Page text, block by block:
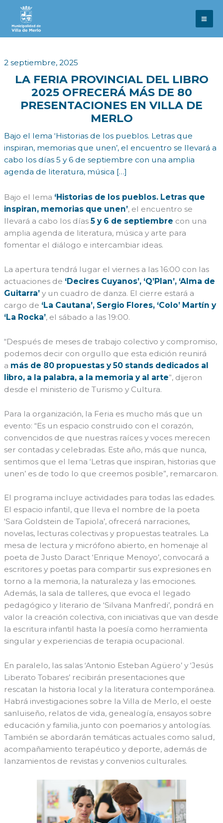
contenido
2 septiembre, 2025
LA FERIA PROVINCIAL DEL LIBRO
2025 OFRECERÁ MÁS DE 80
PRESENTACIONES EN VILLA DE
MERLO
Bajo el lema ‘Historias de los pueblos. Letras que
inspiran, memorias que unen’, el encuentro se llevará a
cabo los días 5 y 6 de septiembre con una amplia
agenda de literatura, música […]
Bajo el lema ‘Historias de los pueblos. Letras que
inspiran, memorias que unen’, el encuentro se
llevará a cabo los días5 y 6 de septiembre con una
amplia agenda de literatura, música y arte para
fomentar el diálogo e intercambiar ideas.
La apertura tendrá lugar el viernes a las 16:00 con las
actuaciones de ‘Decires Cuyanos’, ‘Q’Plan’, ‘Alma de
Guitarra’ y un cuadro de danza. El cierre estará a
cargo de ‘La Cautana’, Sergio Flores, ‘Colo’ Martín y
‘La Rocka’, el sábado a las 19:00.
“Después de meses de trabajo colectivo y compromiso,
podemos decir con orgullo que esta edición reunirá
a más de 80 propuestas y 50 stands dedicados al
libro, a la palabra, a la memoria y al arte”, dijeron
desde el ministerio de Turismo y Cultura.
Para la organización, la Feria es mucho más que un
evento: “Es un espacio construido con el corazón,
convencidos de que nuestras raíces y voces merecen
ser contadas y celebradas. Este año, más que nunca,
sentimos que el lema ‘Letras que inspiran, historias que
unen’ es de todo lo que creemos posible”, remarcaron.
El programa incluye actividades para todas las edades.
El espacio infantil, que lleva el nombre de la poeta
‘Sara Goldstein de Tapiola’, ofrecerá narraciones,
novelas, lecturas colectivas y propuestas teatrales. La
mesa de lectura y micrófono abierto, en homenaje al
poeta de Justo Daract ‘Enrique Menoyo’, convocará a
escritores y poetas para compartir sus expresiones en
torno a la memoria, la naturaleza y las emociones.
Además, la sala de talleres, que evoca el legado
pedagógico y literario de ‘Silvana Manfredi’, pondrá en
valor la creación colectiva, con iniciativas que van desde
la escritura infantil hasta la poesía como herramienta
singular y experiencias de terapia ocupacional.
En paralelo, las salas ‘Antonio Esteban Agüero’ y ‘Jesús
Liberato Tobares’ recibirán presentaciones que
rescatan la historia local y la literatura contemporánea.
Habrá investigaciones sobre la Villa de Merlo, el oeste
sanluiseño, relatos de vida, genealogía, ensayos sobre
educación y familia, junto con poemarios y antologías.
También se abordarán temáticas actuales como salud,
acompañamiento terapéutico y deporte, además de
lanzamientos de revistas y convenios culturales.